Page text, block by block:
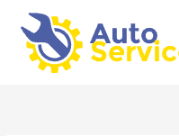
contenido